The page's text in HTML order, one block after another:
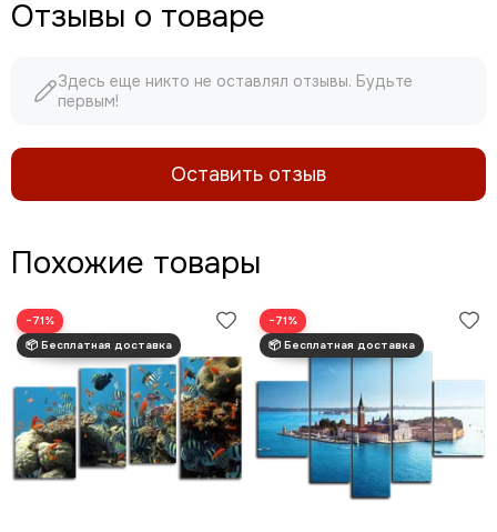
Отзывы о товаре
Здесь еще никто не оставлял отзывы. Будьте
первым!
Оставить отзыв
Похожие товары
−71% −71%